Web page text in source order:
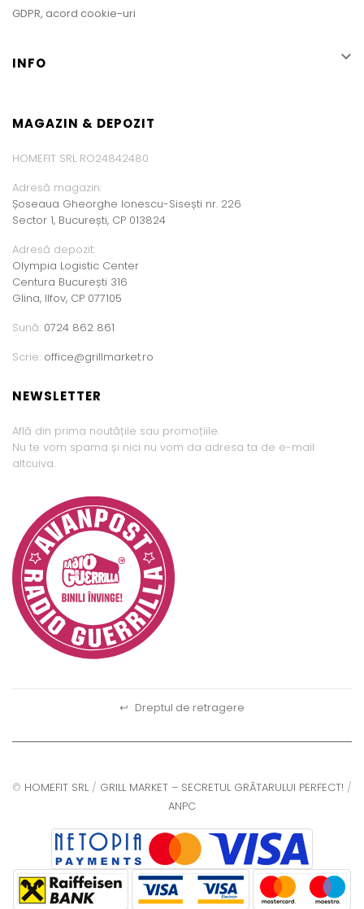
GDPR, acord cookie-uri
INFO 
MAGAZIN & DEPOZIT
HOMEFIT SRL RO24842480
Adresă magazin:
Șoseaua Gheorghe Ionescu-Sisești nr. 226
Sector 1, București, CP 013824
Adresă depozit:
Olympia Logistic Center
Centura București 316
Glina, Ilfov, CP 077105
Sună: 0724 862 861
Scrie: office@grillmarket.ro
NEWSLETTER
Află din prima noutățile sau promoțiile.
Nu te vom spama și nici nu vom da adresa ta de e-mail
altcuiva.
↩ Dreptul de retragere
© HOMEFIT SRL/ GRILL MARKET – SECRETUL GRĂTARULUI PERFECT! /
ANPC